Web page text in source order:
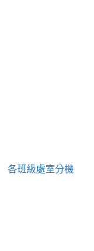
各班級處室分機